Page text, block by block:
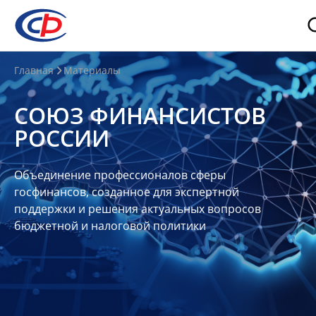
О
нас
О
СФР
Совет
Союза
Участники
Планы
отчеты
Контакты
Главная Материалы
СОЮЗ ФИНАНСИСТОВ
РОССИИ
Объединение профессионалов сферы
госфинансов, созданное для экспертной
поддержки и решения актуальных вопросов
бюджетной и налоговой политики